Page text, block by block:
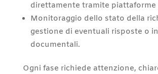
direttamente tramite piattaforme
Monitoraggio dello stato della
gestione di eventuali risposte o
documentali.
Ogni fase richiede attenzione,